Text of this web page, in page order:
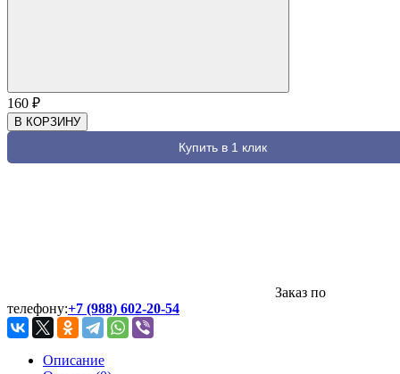
160 ₽
В КОРЗИНУ
Купить в 1 клик
Заказ по
телефону:+7 (988) 602-20-54
Описание